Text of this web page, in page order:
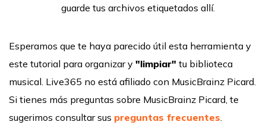
guarde tus archivos etiquetados allí.
Esperamos que te haya parecido útil esta herramienta y
este tutorial para organizar y "limpiar" tu biblioteca
musical. Live365 no está afiliado con MusicBrainz Picard.
Si tienes más preguntas sobre MusicBrainz Picard, te
sugerimos consultar sus preguntas frecuentes.